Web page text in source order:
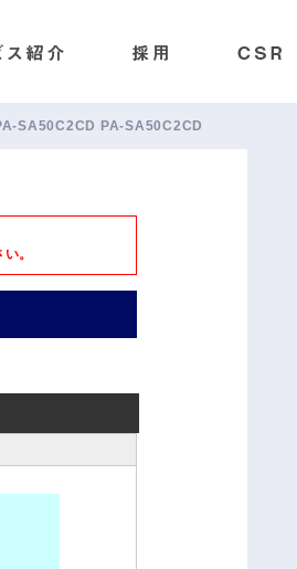
SA50C2CD PA-SA50C2CD
。